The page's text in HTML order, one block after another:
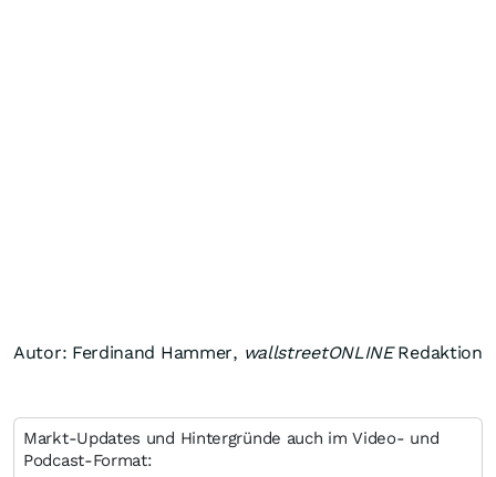
Autor: Ferdinand Hammer, wallstreetONLINERedaktion
Markt-Updates und Hintergründe auch im Video- und
Podcast-Format: